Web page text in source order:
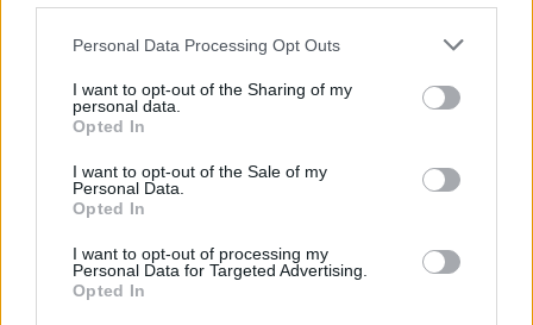
Personal Data Processing Opt Outs
I want to opt-out of the Sharing of my
personal data.
Opted In
I want to opt-out of the Sale of my
Personal Data.
Opted In
I want to opt-out of processing my
Personal Data for Targeted Advertising.
Opted In